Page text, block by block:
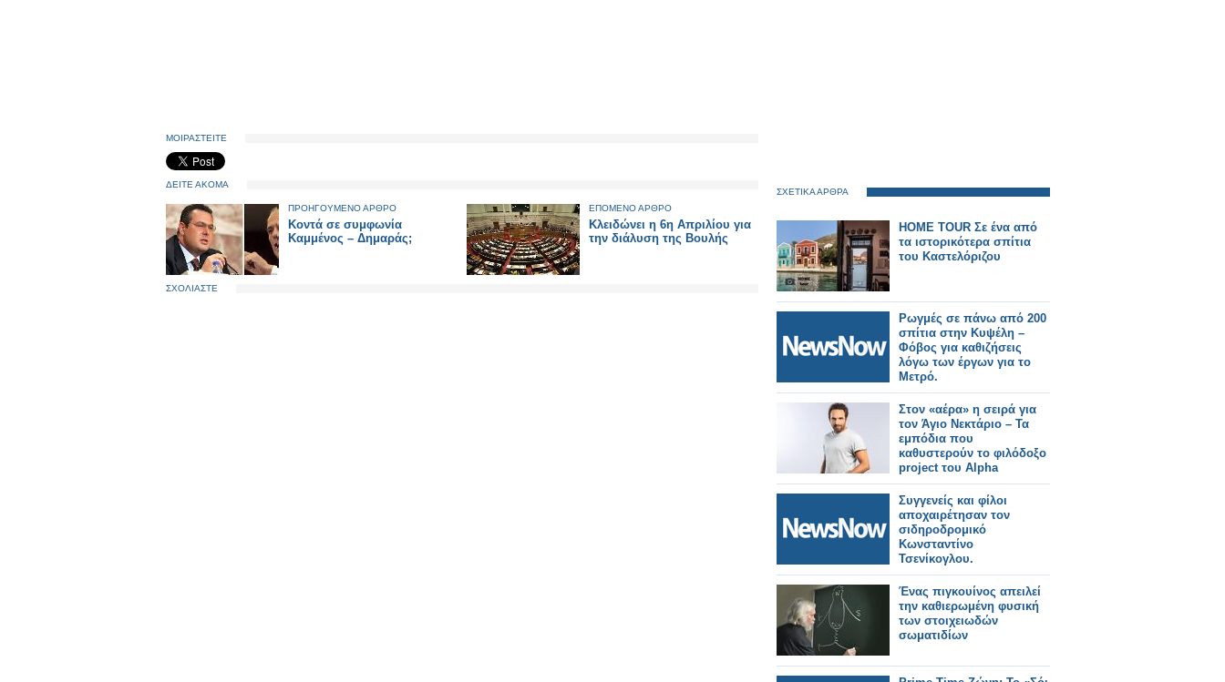
ΜΟΙΡΑΣΤΕΙΤΕ
ΔΕΙΤΕ ΑΚΟΜΑ
ΠΡΟΗΓΟΥΜΕΝΟ ΑΡΘΡΟ
Κοντά σε συμφωνία
Καμμένος – Δημαράς;
ΕΠΟΜΕΝΟ ΑΡΘΡΟ
Κλειδώνει η 6η Απριλίου για
την διάλυση της Βουλής
ΣΧΟΛΙΑΣΤΕ
ΣΧΕΤΙΚΑ ΑΡΘΡΑ
HOME TOUR Σε ένα από
τα ιστορικότερα σπίτια
του Καστελόριζου
Ρωγμές σε πάνω από 200
σπίτια στην Κυψέλη –
Φόβος για καθιζήσεις
λόγω των έργων για το
Μετρό.
Στον «αέρα» η σειρά για
τον Άγιο Νεκτάριο – Τα
εμπόδια που
καθυστερούν το φιλόδοξο
project του Alpha
Συγγενείς και φίλοι
αποχαιρέτησαν τον
σιδηροδρομικό
Κωνσταντίνο
Τσενίκογλου.
Ένας πιγκουίνος απειλεί
την καθιερωμένη φυσική
των στοιχειωδών
σωματιδίων